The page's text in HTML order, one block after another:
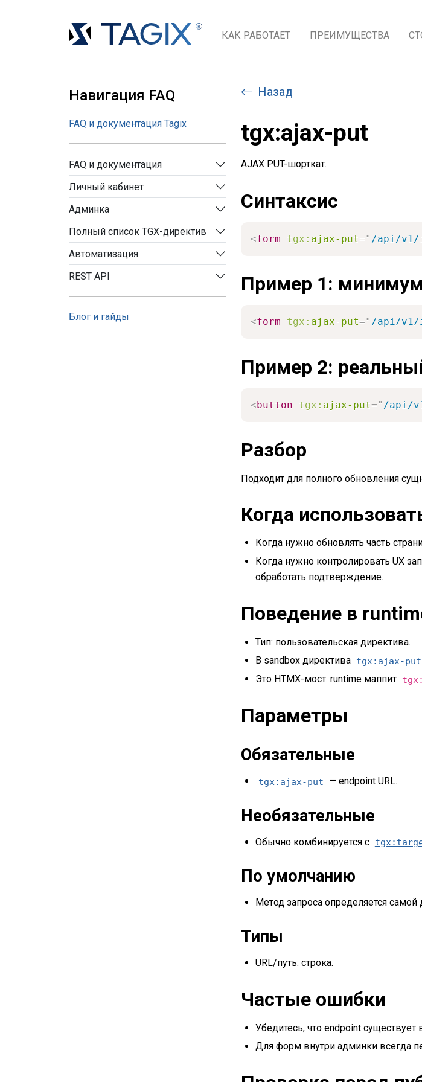
КАК РАБОТАЕТ ПРЕИМУЩЕСТВА
Навигация FAQ
FAQ и документация Tagix
FAQ и документация
Личный кабинет
Админка
Полный список TGX-директив
Автоматизация
REST API
Блог и гайды
Назад
tgx:ajax-put
AJAX PUT-шорткат.
Синтаксис
<form tgx: ajax-put=" /api/v1/
Пример 1:
<form tgx: ajax-put=" /api/v1/
Пример 2:
<button tgx: ajax-put=" /api/
Разбор
Подходит для полного обновления
Когда
Когда нужно обновлять часть
Когда нужно контролировать UX
обработать подтверждение.
Поведение в
Тип: пользовательская директива.
В sandbox директива tgx:ajax-put
Это HTMX-мост: runtime маппит tgx:
Параметры
Обязательные
tgx:ajax-put — endpoint URL.
Необязательные
Обычно комбинируется с
По умолчанию
Метод запроса определяется самой
Типы
URL/путь: строка.
Частые ошибки
Убедитесь, что endpoint существует
Для форм внутри админки всегда